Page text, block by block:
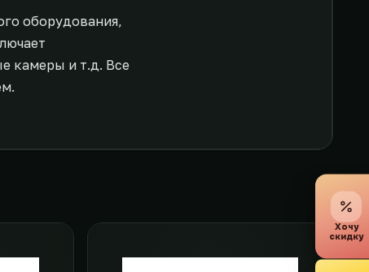
оборудования,
камеры и т.д. Все
Хочу
скидку